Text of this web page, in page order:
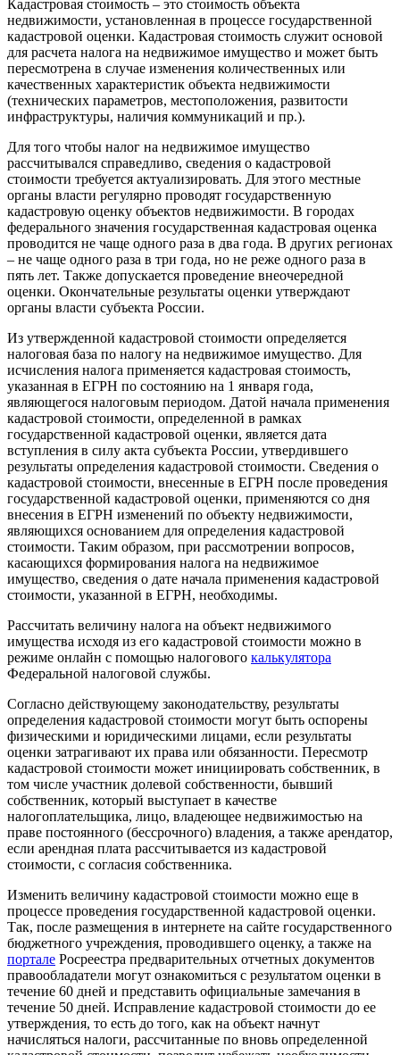
Кадастровая стоимость – это стоимость объекта
недвижимости, установленная в процессе государственной
кадастровой оценки. Кадастровая стоимость служит основой
для расчета налога на недвижимое имущество и может быть
пересмотрена в случае изменения количественных или
качественных характеристик объекта недвижимости
(технических параметров, местоположения, развитости
инфраструктуры, наличия коммуникаций и пр.).
Для того чтобы налог на недвижимое имущество
рассчитывался справедливо, сведения о кадастровой
стоимости требуется актуализировать. Для этого местные
органы власти регулярно проводят государственную
кадастровую оценку объектов недвижимости. В городах
федерального значения государственная кадастровая оценка
проводится не чаще одного раза в два года. В других регионах
– не чаще одного раза в три года, но не реже одного раза в
пять лет. Также допускается проведение внеочередной
оценки. Окончательные результаты оценки утверждают
органы власти субъекта России.
Из утвержденной кадастровой стоимости определяется
налоговая база по налогу на недвижимое имущество. Для
исчисления налога применяется кадастровая стоимость,
указанная в ЕГРН по состоянию на 1 января года,
являющегося налоговым периодом. Датой начала применения
кадастровой стоимости, определенной в рамках
государственной кадастровой оценки, является дата
вступления в силу акта субъекта России, утвердившего
результаты определения кадастровой стоимости. Сведения о
кадастровой стоимости, внесенные в ЕГРН после проведения
государственной кадастровой оценки, применяются со дня
внесения в ЕГРН изменений по объекту недвижимости,
являющихся основанием для определения кадастровой
стоимости. Таким образом, при рассмотрении вопросов,
касающихся формирования налога на недвижимое
имущество, сведения о дате начала применения кадастровой
стоимости, указанной в ЕГРН, необходимы.
Рассчитать величину налога на объект недвижимого
имущества исходя из его кадастровой стоимости можно в
режиме онлайн с помощью налогового калькулятора
Федеральной налоговой службы.
Согласно действующему законодательству, результаты
определения кадастровой стоимости могут быть оспорены
физическими и юридическими лицами, если результаты
оценки затрагивают их права или обязанности. Пересмотр
кадастровой стоимости может инициировать собственник, в
том числе участник долевой собственности, бывший
собственник, который выступает в качестве
налогоплательщика, лицо, владеющее недвижимостью на
праве постоянного (бессрочного) владения, а также арендатор,
если арендная плата рассчитывается из кадастровой
стоимости, с согласия собственника.
Изменить величину кадастровой стоимости можно еще в
процессе проведения государственной кадастровой оценки.
Так, после размещения в интернете на сайте государственного
бюджетного учреждения, проводившего оценку, а также на
портале Росреестра предварительных отчетных документов
правообладатели могут ознакомиться с результатом оценки в
течение 60 дней и представить официальные замечания в
течение 50 дней. Исправление кадастровой стоимости до ее
утверждения, то есть до того, как на объект начнут
начисляться налоги, рассчитанные по вновь определенной